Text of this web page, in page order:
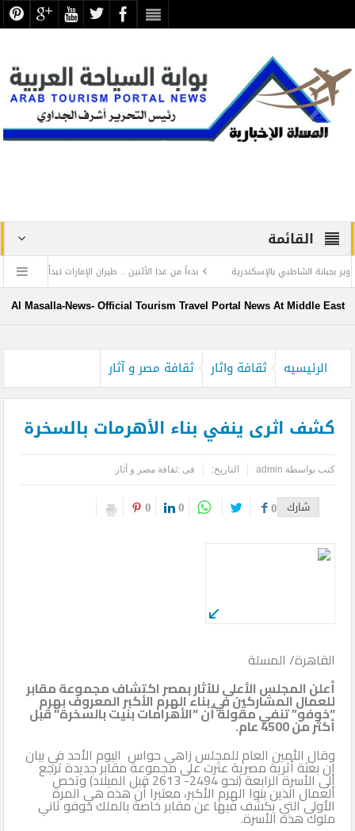
القائمة
بالإسكندرية
بدءاً من غدا الأثنين .. طيران الإمارات تبدأ في استخدام بطاقات
الحضارة ترفض الرد المستفز لبطلة كليوباترا وتصدر بيانها الثاني
Al Masalla-News- Official Tourism Travel Portal News At Middle East
الرئيسيه ثقافة واثار ثقافة مصر و آثار
كشف اثرى ينفي بناء الأهرمات بالسخرة
كتب بواسطة admin التاريخ: فى :ثقافة مصر و آثار
شارك 0
0
0
القاهرة/ المسلة
أعلن المجلس الأعلى للآثار بمصر اكتشاف مجموعة مقابر
للعمال المشاركين في بناء الهرم الأكبر المعروف بهرم
“خوفو” تنفي مقولة أن “الأهرامات بنيت بالسخرة” قبل
أكثر من 4500 عام.
وقال الأمين العام للمجلس زاهي حواس اليوم الأحد في بيان
إن بعثة أثرية مصرية عثرت على مجموعة مقابر جديدة ترجع
إلى الأسرة الرابعة (نحو 2494- 2613 قبل الميلاد) وتخص
العمال الذين بنوا الهرم الأكبر، معتبرا أن هذه هي المرة
الأولى التي يكشف فيها عن مقابر خاصة بالملك خوفو ثاني
ملوك هذه الأسرة.